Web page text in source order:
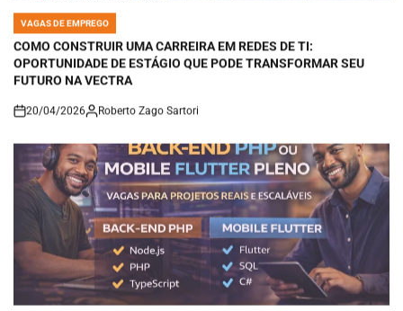
POSTED
IN
VAGAS DE EMPREGO
COMO CONSTRUIR UMA CARREIRA EM REDES DE TI:
OPORTUNIDADE DE ESTÁGIO QUE PODE TRANSFORMAR SEU
FUTURO NA VECTRA
on